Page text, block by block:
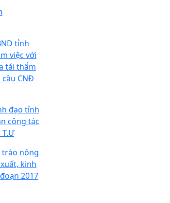
tỉnh
việc với
tái thẩm
cầu CNĐ
đạo tỉnh
công tác
trào nông
kinh
2017